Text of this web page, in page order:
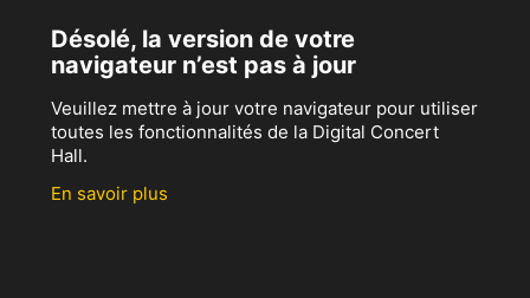
Désolé, la version de votre
navigateur n’est pas à jour
Veuillez mettre à jour votre navigateur pour utiliser
toutes les fonctionnalités de la Digital Concert
Hall.
En savoir plus